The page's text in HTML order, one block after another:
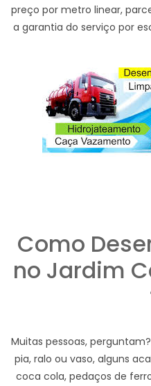
preço por metro linear,
a garantia do serviço por
Como
no Jardim
Muitas pessoas,
pia, ralo ou vaso, alguns
coca cola, pedaços de